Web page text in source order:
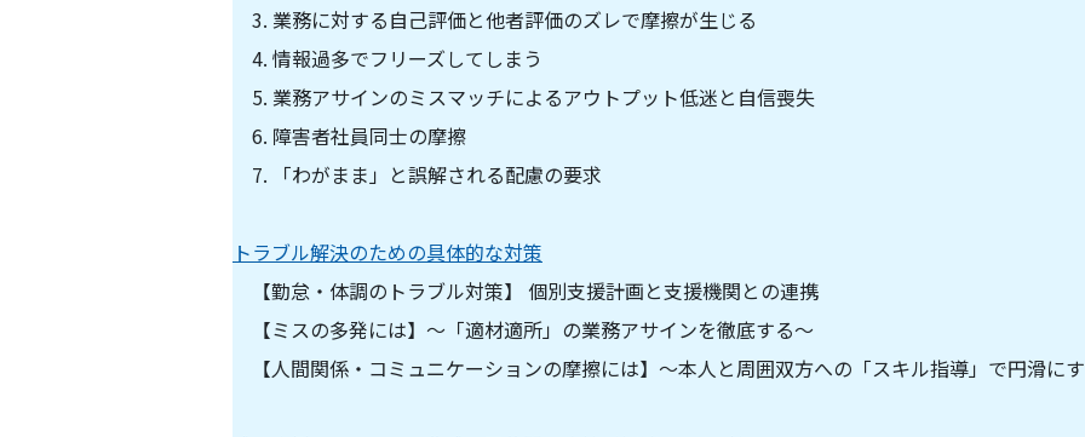
3. 業務に対する自己評価と他者評価のズレで摩擦が生じる
4. 情報過多でフリーズしてしまう
5. 業務アサインのミスマッチによるアウトプット低迷と自信喪失
6. 障害者社員同士の摩擦
7. 「わがまま」と誤解される配慮の要求
トラブル解決のための具体的な対策
【勤怠・体調のトラブル対策】 個別支援計画と支援機関との連携
【ミスの多発には】〜「適材適所」の業務アサインを徹底する〜
【人間関係・コミュニケーションの摩擦には】〜本人と周囲双方への「スキル指導」で円滑に